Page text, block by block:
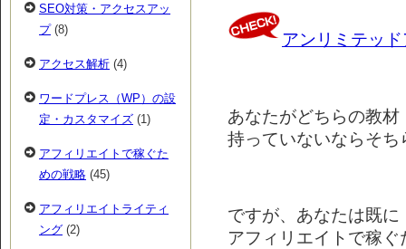
アンリミテッ
あなたがどちらの教
持っていないならそ
ですが、あなたは既に
アフィリエイトで稼ぐ
SEO対策・アクセスアッ
プ(8)
アクセス解析 (4)
ワードプレス（WP）の設
定・カスタマイズ (1)
アフィリエイトで稼ぐた
めの戦略 (45)
アフィリエイトライティ
ング (2)